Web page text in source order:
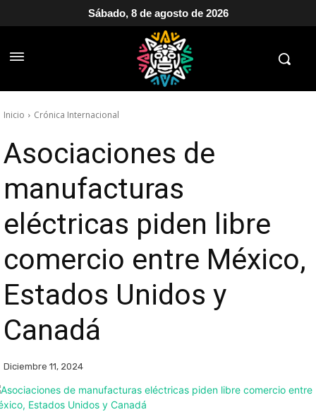
Sábado, 8 de agosto de 2026
Inicio Crónica Internacional
Asociaciones de
manufacturas
eléctricas piden libre
comercio entre México,
Estados Unidos y
Canadá
Diciembre 11, 2024